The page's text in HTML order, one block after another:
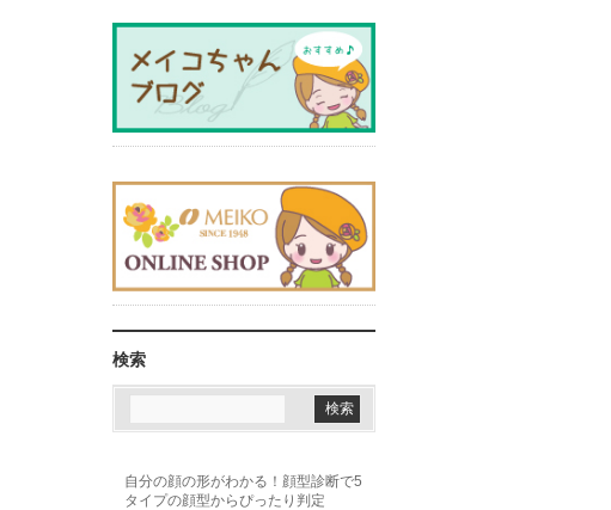
検索
自分の顔の形がわかる！顔型診断で5
タイプの顔型からぴったり判定